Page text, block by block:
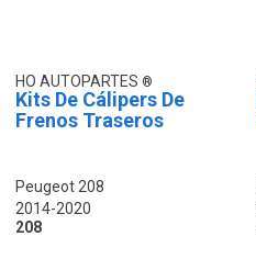
HO AUTOPARTES
Kits De Cálipers De
Frenos Traseros
Peugeot 208
2014-2020
208